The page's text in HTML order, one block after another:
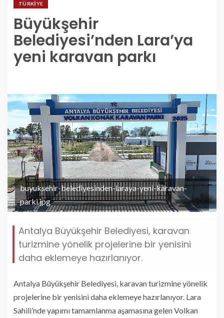
TÜRKIYE
Büyükşehir
Belediyesi’nden Lara’ya
yeni karavan parkı
buyuksehir-belediyesinden-laraya-yeni-karavan-
parki.jpg
Antalya Büyükşehir Belediyesi, karavan
turizmine yönelik projelerine bir yenisini
daha eklemeye hazırlanıyor.
Antalya Büyükşehir Belediyesi, karavan turizmine yönelik
projelerine bir yenisini daha eklemeye hazırlanıyor. Lara
Sahili’nde yapımı tamamlanma aşamasına gelen Volkan